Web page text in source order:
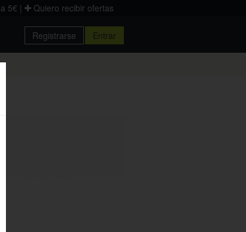
5€ | Quiero recibir ofertas
Registrarse Entrar
Donostia